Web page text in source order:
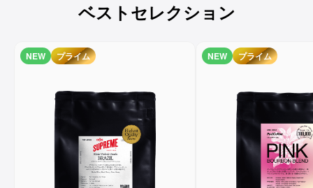
ベストセレクション
NEW プライム NEW プライム